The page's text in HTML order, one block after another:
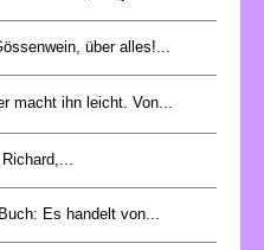
über alles!...
macht ihn leicht. Von...
Es handelt von...